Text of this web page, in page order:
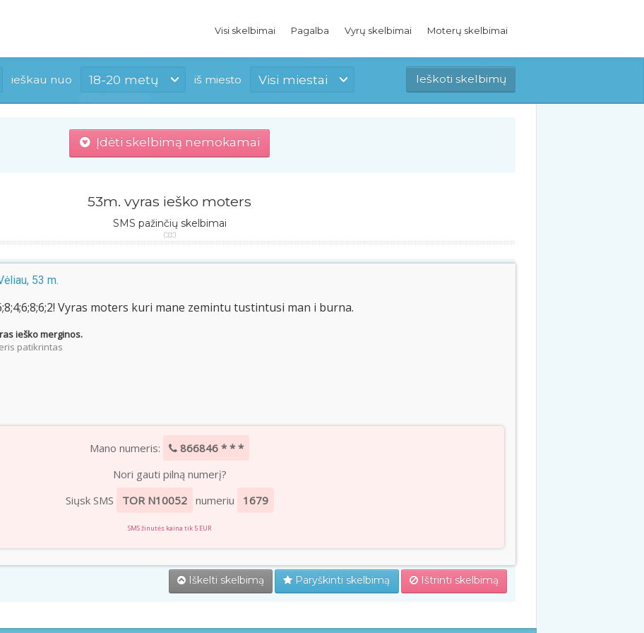
Visi skelbimai Pagalba Vyrų skelbimai Moterų skelbimai
ieškau nuo 18-20 metų iš miesto Visi miestai
Įdėti skelbimą nemokamai
53m. vyras ieško moters
SMS pažinčių skelbimai
53 m.
Vyras moters kuri mane zemintu tustintusi man i burna.
ieško merginos.
patikrintas
Mano numeris:
866846 * * *
Nori gauti pilną numerį?
Siųsk SMS
TOR N10052 numeriu 1679
SMS žinutės kaina tik 5 EUR
Iškelti skelbimą Paryškinti skelbimą Ištrinti skelbimą